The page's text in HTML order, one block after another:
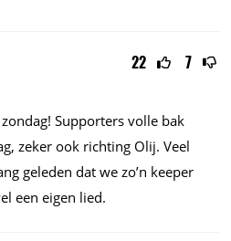
22 7
Supporters volle bak
zeker ook richting Olij. Veel
geleden dat we zo’n keeper
een eigen lied.